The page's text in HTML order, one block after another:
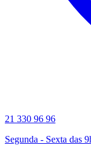
21 330 96 96
Segunda - Sexta das